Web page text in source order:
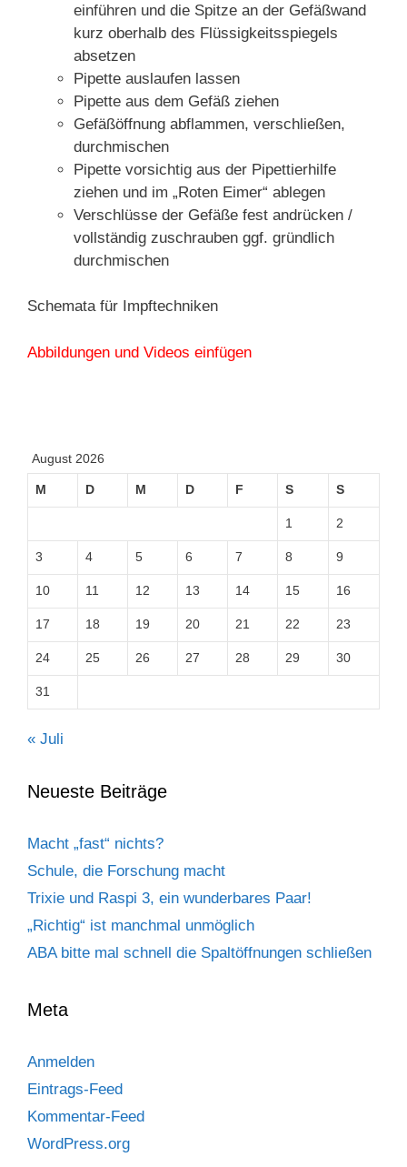
einführen und die Spitze an der Gefäßwand
kurz oberhalb des Flüssigkeitsspiegels
absetzen
Pipette auslaufen lassen
Pipette aus dem Gefäß ziehen
Gefäßöffnung abflammen, verschließen,
durchmischen
Pipette vorsichtig aus der Pipettierhilfe
ziehen und im „Roten Eimer“ ablegen
Verschlüsse der Gefäße fest andrücken /
vollständig zuschrauben ggf. gründlich
durchmischen
Schemata für Impftechniken
Abbildungen und Videos einfügen
August 2026
M D M D F S S
1 2
3 4 5 6 7 8 9
10 11 12 13 14 15 16
17 18 19 20 21 22 23
24 25 26 27 28 29 30
31
« Juli
Neueste Beiträge
Macht „fast“ nichts?
Schule, die Forschung macht
Trixie und Raspi 3, ein wunderbares Paar!
„Richtig“ ist manchmal unmöglich
ABA bitte mal schnell die Spaltöffnungen schließen
Meta
Anmelden
Eintrags-Feed
Kommentar-Feed
WordPress.org